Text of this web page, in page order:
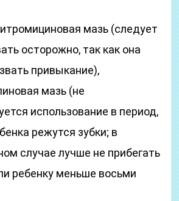
мазь (следует
осторожно, так как она
привыкание),
мазь (не
использование в период,
режутся зубки; в
случае лучше не прибегать
ребенку меньше восьми